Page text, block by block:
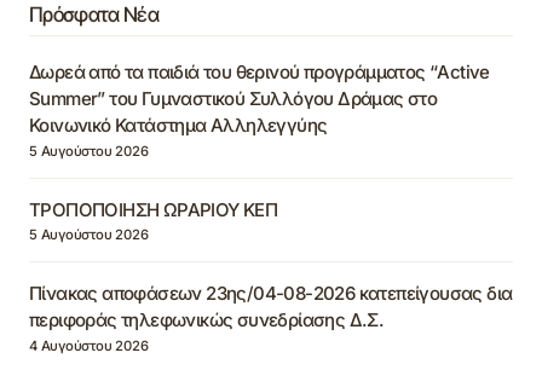
Πρόσφατα Νέα
Δωρεά από τα παιδιά του θερινού προγράμματος “Active
Summer” του Γυμναστικού Συλλόγου Δράμας στο
Κοινωνικό Κατάστημα Αλληλεγγύης
5 Αυγούστου 2026
ΤΡΟΠΟΠΟΙΗΣΗ ΩΡΑΡΙΟΥ ΚΕΠ
5 Αυγούστου 2026
Πίνακας αποφάσεων 23ης/04-08-2026 κατεπείγουσας δια
περιφοράς τηλεφωνικώς συνεδρίασης Δ.Σ.
4 Αυγούστου 2026